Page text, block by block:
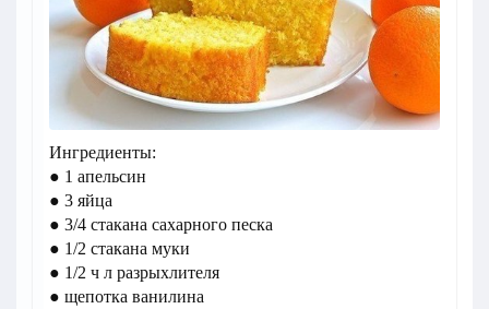
Ингредиенты:
● 1 апельсин
● 3 яйца
● 3/4 стакана сахарного песка
● 1/2 стакана муки
● 1/2 ч л разрыхлителя
● щепотка ванилина